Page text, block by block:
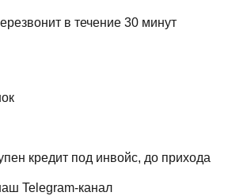
в течение 30 минут
кредит под инвойс, до прихода
Telegram-канал